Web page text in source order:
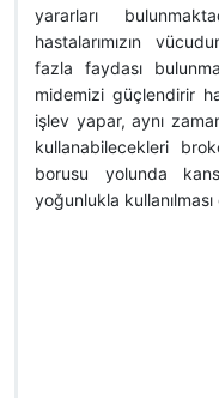
yararları
hastalarımızın
fazla faydası
midemizi güçlendirir
işlev yapar, aynı
kullanabilecekleri
borusu yolunda
yoğunlukla